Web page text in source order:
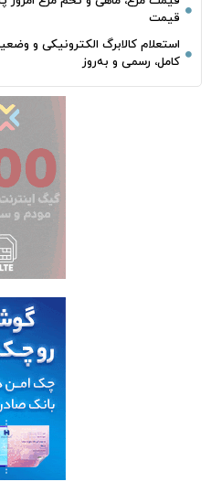
قیمت
کامل، رسمی و به‌روز